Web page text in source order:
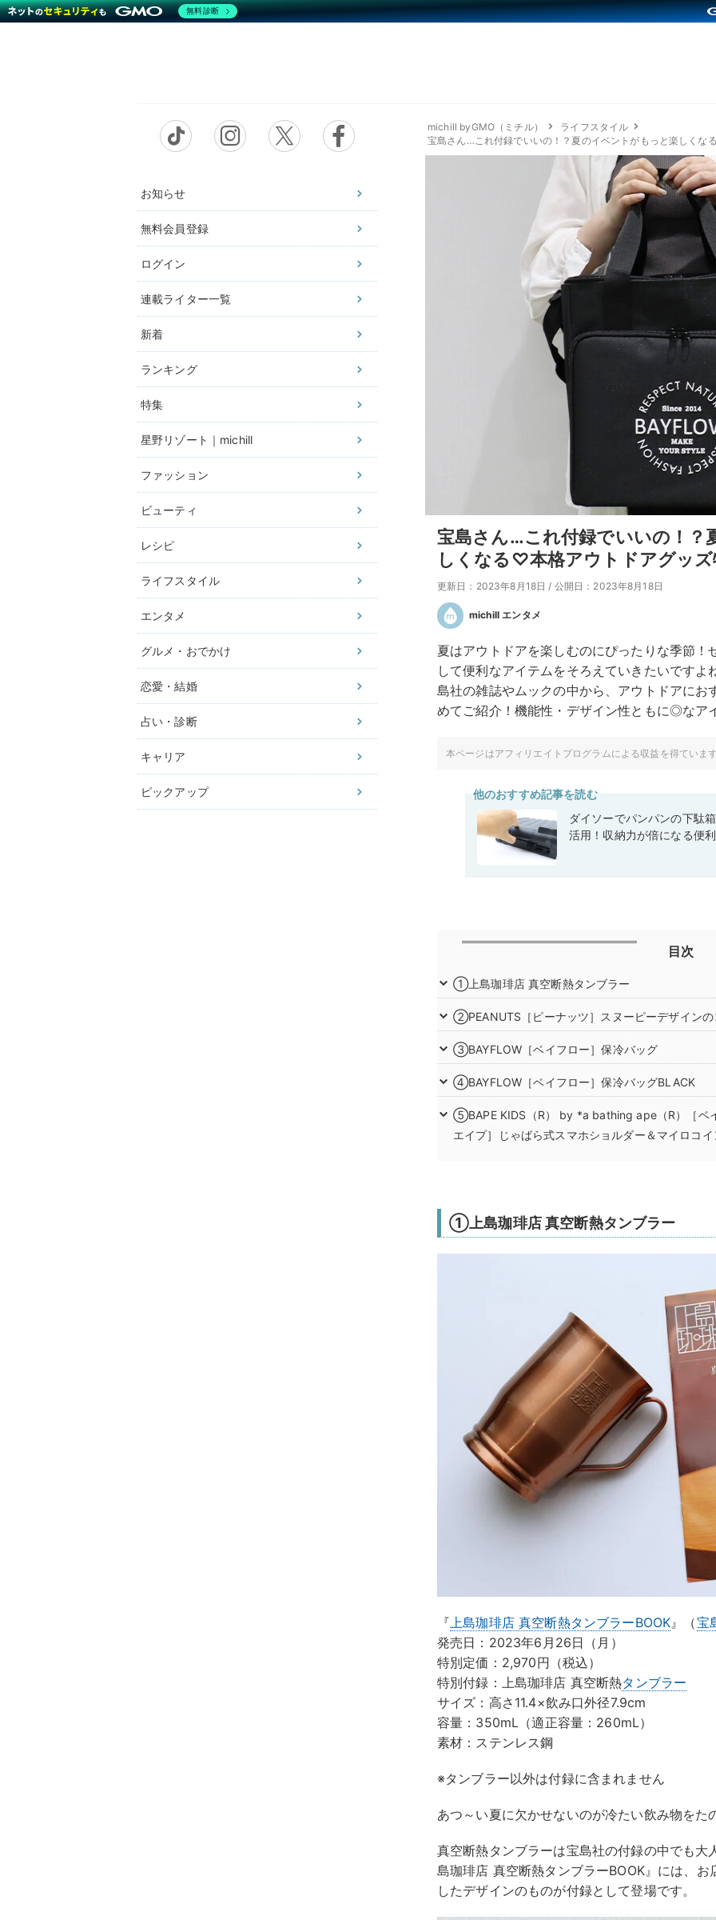
お知らせ
無料会員登録
ログイン
連載ライター一覧
新着
ランキング
特集
星野リゾート｜michill
ファッション
ビューティ
レシピ
ライフスタイル
エンタメ
グルメ・おでかけ
恋愛・結婚
占い・診断
キャリア
ピックアップ
michill byGMO（ミチル）
ライフスタイル
宝島さん…これ付録でいいの！？夏のイベントがもっと楽しくな
宝島さん…これ付録でいいの！？
しくなる♡本格アウトドアグッズ
更新日：2023年8月18日 / 公開日：2023年8月18日
michill エンタメ
夏はアウトドアを楽しむのにぴったりな季節
して便利なアイテムをそろえていきたいです
島社の雑誌やムックの中から、アウトドアに
めてご紹介！機能性・デザイン性ともに◎なア
本ページはアフィリエイトプログラムによる収益を得ていま
他のおすすめ記事を読む
ダイソーでパンパンの下駄
活用！収納力が倍になる便
目次
①上島珈琲店 真空断熱タンブラー
②PEANUTS［ピーナッツ］スヌーピーデザインの
③BAYFLOW［ベイフロー］保冷バッグ
④BAYFLOW［ベイフロー］保冷バッグBLACK
⑤BAPE KIDS（R） by *a bathing ape（R）［ベ
エイプ］じゃばら式スマホショルダー＆マイロコ
①上島珈琲店 真空断熱タンブラー
『上島珈琲店 真空断熱タンブラーBOOK』（宝
発売日：2023年6月26日（月）
特別定価：2,970円（税込）
特別付録：上島珈琲店 真空断熱タンブラー
サイズ：高さ11.4×飲み口外径7.9cm
容量：350mL（適正容量：260mL）
素材：ステンレス鋼
※タンブラー以外は付録に含まれません
あつ～い夏に欠かせないのが冷たい飲み物をた
真空断熱タンブラーは宝島社の付録の中でも大
島珈琲店 真空断熱タンブラーBOOK』には、
したデザインのものが付録として登場です。
無料診断